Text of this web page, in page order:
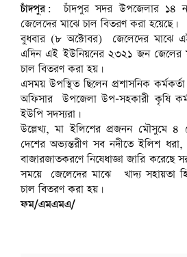
চাঁদপুর:
চাঁদপুর সদর উপজেলার ১৪
জেলেদের মাঝে চাল বিতরণ করা হয়েছে।
বুধবার (৮ অক্টোবর) জেলেদের মাঝে
এদিন এই ইউনিয়নের ২৩২১ জন
চাল বিতরণ করা হয়।
এসময় উপস্থিত ছিলেন প্রশাসনিক
অফিসার উপজেলা উপ-সহকারী কৃষি
ইউপি সদস্যরা।
উল্লেখ্য, মা ইলিশের প্রজনন মৌসুমে ৪
দেশের অভ্যন্তরীণ সব নদীতে ইলিশ
বাজারজাতকরণে নিষেধাজ্ঞা জারি করেছে
সময়ে জেলেদের মাঝে খাদ্য সহায়তা
চাল বিতরণ করা হয়।
ফম/এমএমএ/